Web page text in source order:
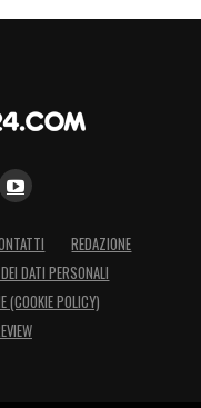
REDAZIONE
DATI PERSONALI
(COOKIE POLICY)